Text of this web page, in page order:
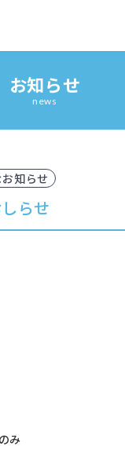
6361-3269
お知らせ
news
知らせ
らせ
み